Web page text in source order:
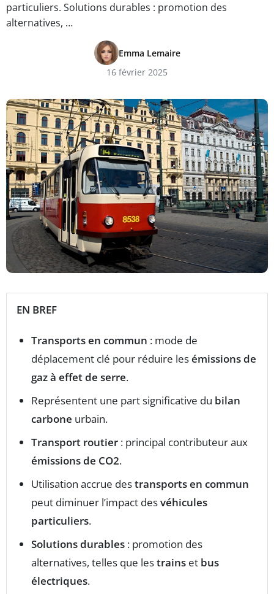
particuliers. Solutions durables : promotion des
alternatives, …
Emma Lemaire
16 février 2025
EN BREF
Transports en commun : mode de
déplacement clé pour réduire lesémissions de
gaz à effet de serre.
Représentent une part significative du bilan
carbone urbain.
Transport routier : principal contributeur aux
émissions de CO2.
Utilisation accrue destransports en commun
peut diminuer l’impact desvéhicules
particuliers.
Solutions durables : promotion des
alternatives, telles que lestrains et bus
électriques.